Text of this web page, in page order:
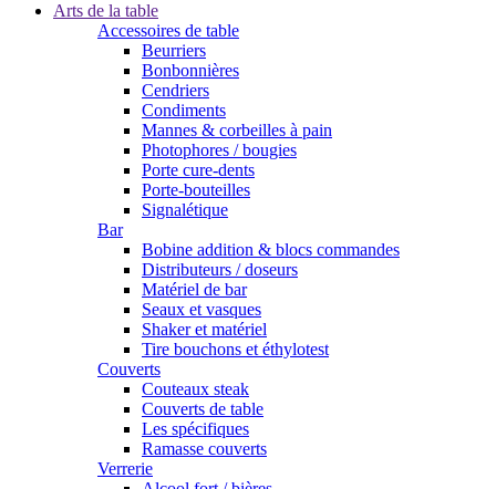
Arts de la table
Accessoires de table
Beurriers
Bonbonnières
Cendriers
Condiments
Mannes & corbeilles à pain
Photophores / bougies
Porte cure-dents
Porte-bouteilles
Signalétique
Bar
Bobine addition & blocs commandes
Distributeurs / doseurs
Matériel de bar
Seaux et vasques
Shaker et matériel
Tire bouchons et éthylotest
Couverts
Couteaux steak
Couverts de table
Les spécifiques
Ramasse couverts
Verrerie